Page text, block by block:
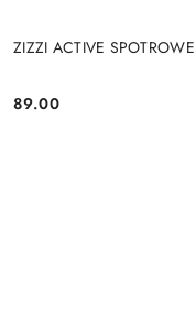
ZIZZI ACTIVE
Cena:
89.00